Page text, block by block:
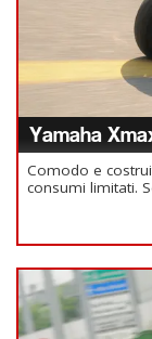
Yamaha
Comodo e
consumi limitati.